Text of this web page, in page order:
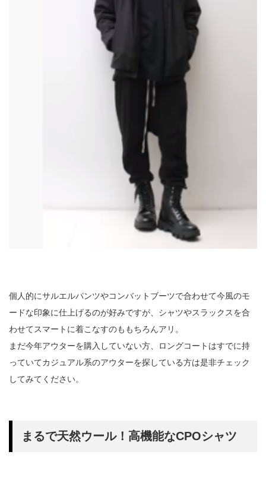
個人的にサルエルパンツやコンバットブーツで合わせて今風のモ
ードな印象に仕上げるのが好みですが、シャツやスラックスを合
わせてスマートに着こなすのももちろんアリ。
まだ今年アウターを購入していない方、ロングコートはすでに持
っていてカジュアル系のアウターを探している方は是非チェック
してみてください。
まるで天然ウール！高機能なCPOシャツ